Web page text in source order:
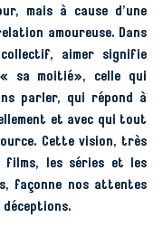
mais à cause d’une
amoureuse. Dans
aimer signifie
sa moitié», celle qui
parler, qui répond à
et avec qui tout
Cette vision, très
films, les séries et les
façonne nos attentes